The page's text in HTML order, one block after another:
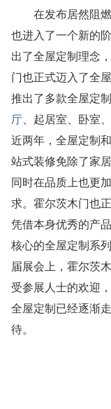
在发布居然阻燃
也进入了一个新的
出了全屋定制理念
门也正式迈入了全
推出了多款全屋定
厅 、起居室、卧室
近两年，全屋定制
站式装修免除了家
同时在品质上也更
求。霍尔茨木门也
凭借本身优秀的产
核心的全屋定制系
届展会上，霍尔茨
受参展人士的欢迎
全屋定制已经逐渐
待。